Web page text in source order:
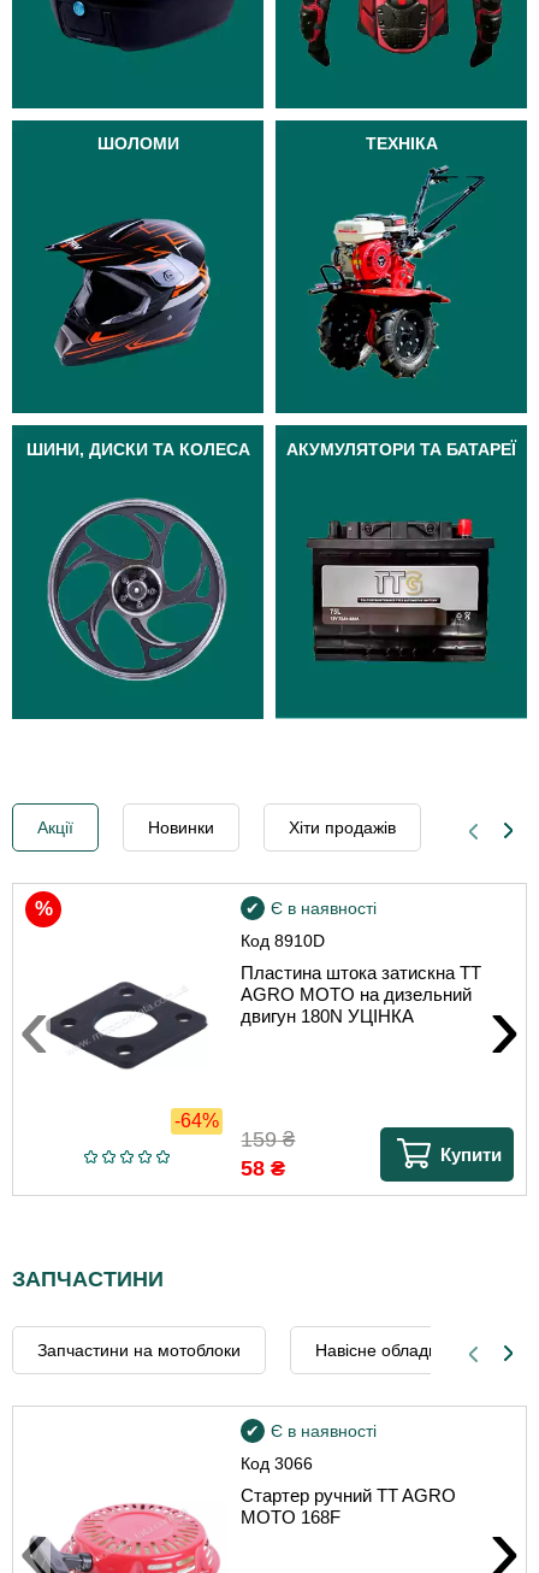
ШОЛОМИ ТЕХНІКА
ШИНИ, ДИСКИ ТА КОЛЕСА АКУМУЛЯТОРИ ТА БАТАРЕЇ
Акції Новинки Хіти продажів Уцінка
Код8910D
-64%
Є в наявності
Пластина штока затискна TT
AGRO MOTO на дизельний
двигун 180N УЦІНКА
58 ₴
159₴
Купити
‹ ›
ЗАПЧАСТИНИ
Запчастини на мотоблоки Навісне обладнання
Код3066
Є в наявності
Стартер ручний TT AGRO
MOTO 168F
‹ ›